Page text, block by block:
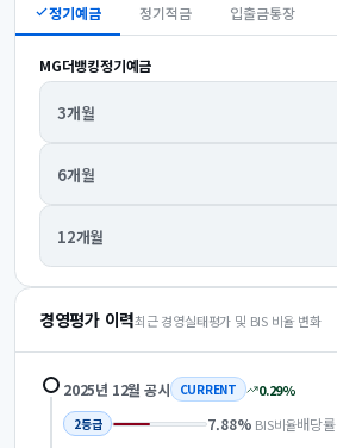
정기예금 정기적금 입출금통장
MG더뱅킹정기예금
3개월
6개월
12개월
경영평가 이력최근 경영실태평가 및 BIS 비율 변화
2025년 12월 공시 CURRENT 0.29%
2등급 7.88% BIS비율배당률